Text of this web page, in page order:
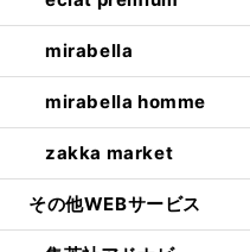
mirabella
mirabella homme
zakka market
その他WEBサービス